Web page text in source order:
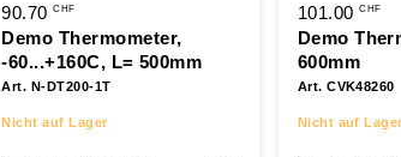
90.70CHF
Demo Thermometer,
-60...+160C, L= 500mm
Art. N-DT200-1T
Nicht auf Lager
101.00CHF
Demo
600mm
Art. CVK48260
Nicht auf Lager